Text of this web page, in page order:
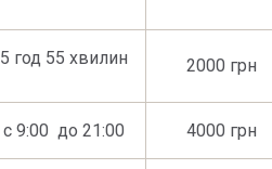
5 год 55 хвилин 2000 грн
с 9:00 до 21:00 4000 грн